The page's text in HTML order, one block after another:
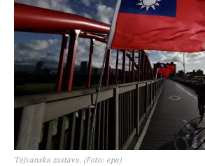
Tajvanska zastava. (Foto: epa)